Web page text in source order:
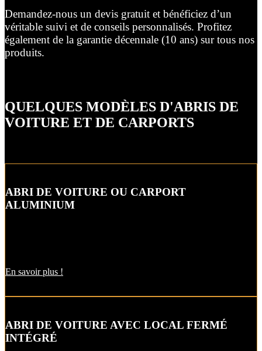
Demandez-nous un devis gratuit et bénéficiez d’un
véritable suivi et de conseils personnalisés. Profitez
également de la garantie décennale (10 ans) sur tous nos
produits.
QUELQUES MODÈLES D'ABRIS DE
VOITURE ET DE CARPORTS
ABRI DE VOITURE OU CARPORT
ALUMINIUM
En savoir plus !
ABRI DE VOITURE AVEC LOCAL FERMÉ
INTÉGRÉ